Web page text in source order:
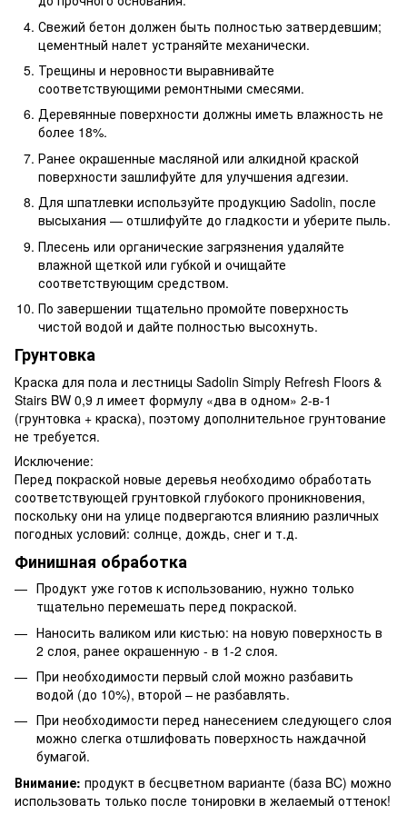
Свежий бетон должен быть полностью затвердевшим;
цементный налет устраняйте механически.
Трещины и неровности выравнивайте
соответствующими ремонтными смесями.
Деревянные поверхности должны иметь влажность не
более 18%.
Ранее окрашенные масляной или алкидной краской
поверхности зашлифуйте для улучшения адгезии.
Для шпатлевки используйте продукцию Sadolin, после
высыхания — отшлифуйте до гладкости и уберите пыль.
Плесень или органические загрязнения удаляйте
влажной щеткой или губкой и очищайте
соответствующим средством.
По завершении тщательно промойте поверхность
чистой водой и дайте полностью высохнуть.
Грунтовка
Краска для пола и лестницы Sadolin Simply Refresh Floors &
Stairs BW 0,9 л имеет формулу «два в одном» 2-в-1
(грунтовка + краска), поэтому дополнительное грунтование
не требуется.
Исключение:
Перед покраской новые деревья необходимо обработать
соответствующей грунтовкой глубокого проникновения,
поскольку они на улице подвергаются влиянию различных
погодных условий: солнце, дождь, снег и т.д.
Финишная обработка
Продукт уже готов к использованию, нужно только
тщательно перемешать перед покраской.
Наносить валиком или кистью: на новую поверхность в
2 слоя, ранее окрашенную - в 1-2 слоя.
При необходимости первый слой можно разбавить
водой (до 10%), второй – не разбавлять.
При необходимости перед нанесением следующего слоя
можно слегка отшлифовать поверхность наждачной
бумагой.
Внимание: продукт в бесцветном варианте (база BC) можно
использовать только после тонировки в желаемый оттенок!